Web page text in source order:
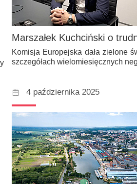
Marszałek Kuchciński o
Komisja Europejska dała zielone
szczegółach wielomiesięcznych
4 października 2025